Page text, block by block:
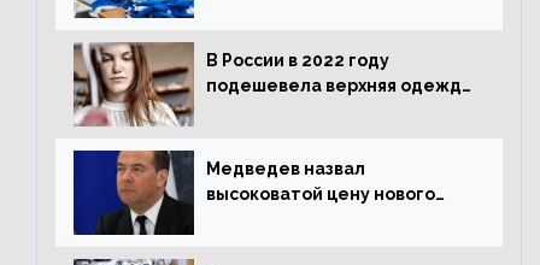
В России в 2022 году
подешевела верхняя одежда
Медведев назвал
высоковатой цену нового